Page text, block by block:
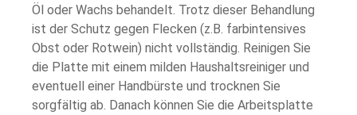
Öl oder Wachs behandelt. Trotz dieser Behandlung
ist der Schutz gegen Flecken (z.B. farbintensives
Obst oder Rotwein) nicht vollständig. Reinigen Sie
die Platte mit einem milden Haushaltsreiniger und
eventuell einer Handbürste und trocknen Sie
sorgfältig ab. Danach können Sie die Arbeitsplatte